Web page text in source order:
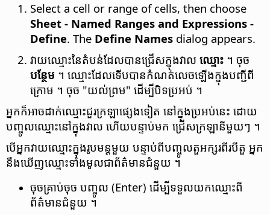
Select a cell or range of cells, then choose
Sheet - Named Ranges and Expressions -
Define. The Define Names dialog appears.
វាយ​ឈ្មោះ​នៃ​តំបន់​ដែល​បាន​ជ្រើស​ក្នុង​វាល​ ឈ្មោះ ។ ចុច
បន្ថែម ។ ឈ្មោះ​ដែល​ទើប​បាន​កំណត់​លេច​ឡើង​ក្នុង​បញ្ជី​ពី​
ក្រោម ។ ចុច "យល់ព្រម" ដើម្បី​បិទ​ប្រអប់ ។
អ្នក​ក៏អាច​ដាក់ឈ្មោះ​ជួរក្រឡា​ផ្សេងទៀត នៅក្នុង​ប្រអប់​នេះ​ ដោយ​
បញ្ចូល​ឈ្មោះ​នៅក្នុងវាល ហើយ​បន្ទាប់មក ជ្រើស​ក្រឡានីមួយៗ ។
បើ​អ្នក​វាយ​ឈ្មោះ​ក្នុង​រូបមន្ត​មួយ បន្ទាប់​ពី​បញ្ចូល​តួ​អក្សរ​ពីរ​បី​តួ អ្នក​
នឹង​ឃើញ​ឈ្មោះ​ទាំងមូល​ជា​ព័ត៌មាន​ជំនួយ ។
ចុច​គ្រាប់​ចុច បញ្ចូល (Enter) ដើម្បី​ទទួល​យក​ឈ្មោះ​ពី​
ព័ត៌មាន​ជំនួយ ។